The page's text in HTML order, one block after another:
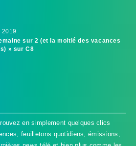
2019
sur 2 (et la moitié des vacances
» sur C8
en simplement quelques clics
feuilletons quotidiens, émissions,